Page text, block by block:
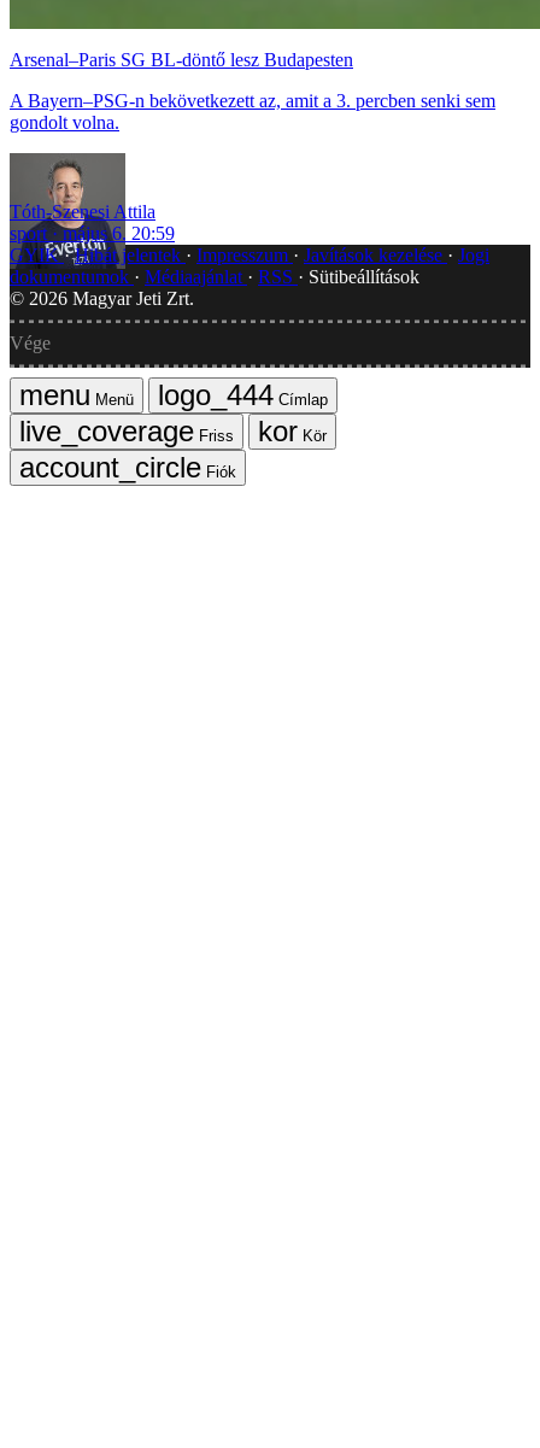
Arsenal–Paris SG BL-döntő lesz Budapesten
A Bayern–PSG-n bekövetkezett az, amit a 3. percben senki sem
gondolt volna.
Tóth-Szenesi Attila
sport
május 6. 20:59
GYIK Hibát jelentek Impresszum Javítások kezelése
Jogi
dokumentumok
Médiaajánlat RSS
Sütibeállítások
© 2026 Magyar Jeti Zrt.
Vége
Menü
Címlap
Friss
Kör
Fiók